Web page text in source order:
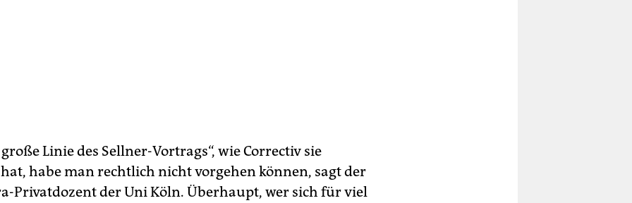
große Linie des Sellner-Vortrags“, wie Correctiv sie
habe man rechtlich nicht vorgehen können, sagt der
Privatdozent der Uni Köln. Überhaupt, wer sich für viel